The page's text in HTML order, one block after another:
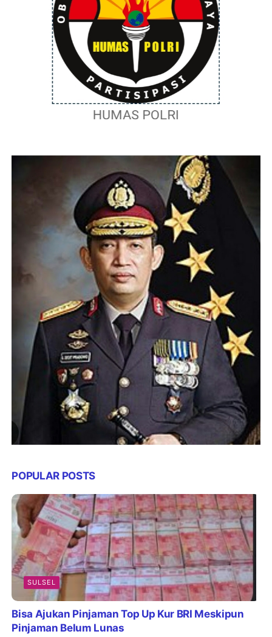
POPULAR POSTS
SULSEL
Bisa Ajukan Pinjaman Top Up Kur BRI Meskipun
Pinjaman Belum Lunas